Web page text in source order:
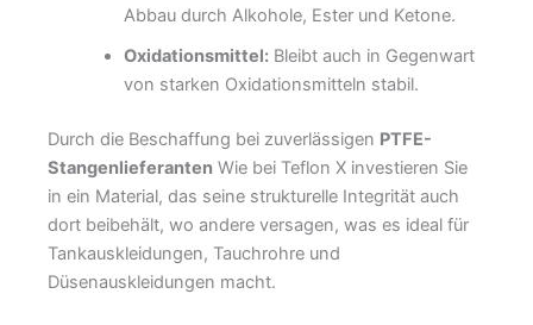
Abbau durch Alkohole, Ester und Ketone.
Oxidationsmittel:Bleibt auch in Gegenwart
von starken Oxidationsmitteln stabil.
Durch die Beschaffung bei zuverlässigen PTFE-
Stangenlieferanten Wie bei Teflon X investieren Sie
in ein Material, das seine strukturelle Integrität auch
dort beibehält, wo andere versagen, was es ideal für
Tankauskleidungen, Tauchrohre und
Düsenauskleidungen macht.